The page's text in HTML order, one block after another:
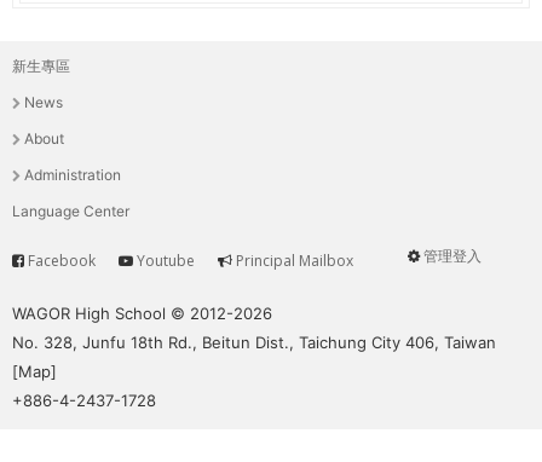
主
選
單
新生專區
News
About
Administration
Language Center
User
管理登入
Service
Facebook Youtube Principal Mailbox
WAGOR High School © 2012-2026
No. 328, Junfu 18th Rd., Beitun Dist., Taichung City 406, Taiwan
[Map]
+886-4-2437-1728